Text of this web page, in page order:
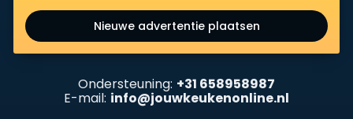
Nieuwe advertentie plaatsen
Ondersteuning: +31 658958987
E-mail: info@jouwkeukenonline.nl